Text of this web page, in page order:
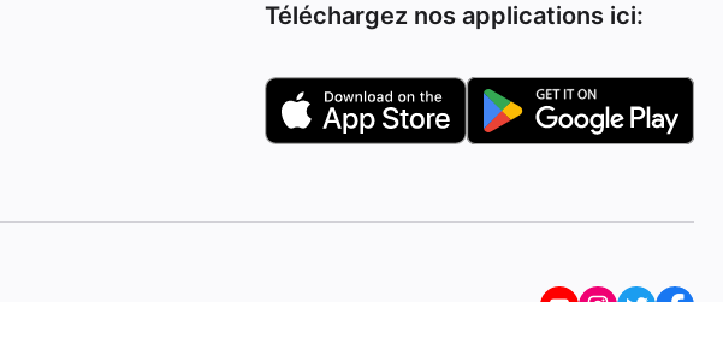
Téléchargez nos applications ici: